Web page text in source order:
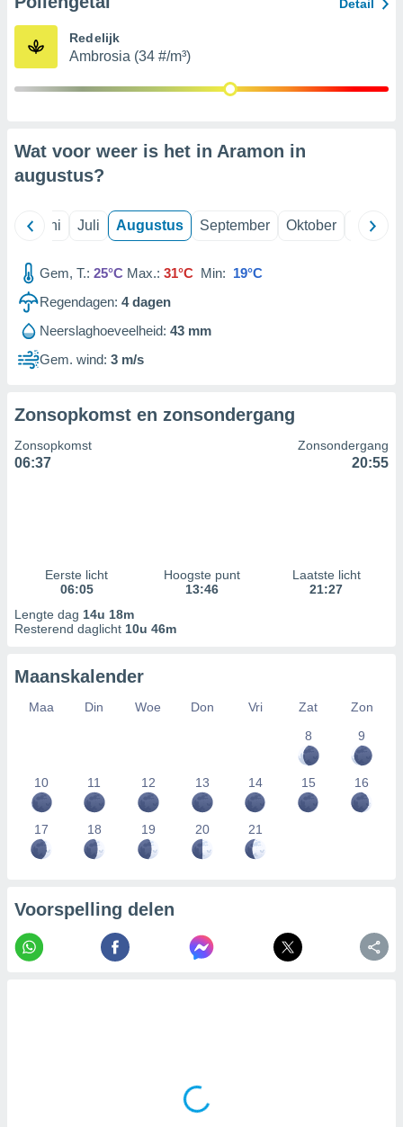
partners
Detail
Redelijk
Ambrosia (34 #/m³)
Wat voor weer is het in Aramon in
augustus?
Juni Juli Augustus September Oktober
Gem, T.: 25°C Max.: 31°C Min: 19°C
Regendagen: 4dagen
Neerslaghoeveelheid: 43 mm
Gem. wind: 3 m/s
Zonsopkomst en zonsondergang
Zonsopkomst
06:37
Zonsondergang
20:55
Eerste licht
06:05
Hoogste punt
13:46
Laatste licht
21:27
Lengte dag 14u 18m
Resterend daglicht 10u 46m
Maanskalender
Maa Din Woe Don Vri Zat
Zon
8
9
10 11 12 13 14 15 16
17 18 19 20 21
Voorspelling delen